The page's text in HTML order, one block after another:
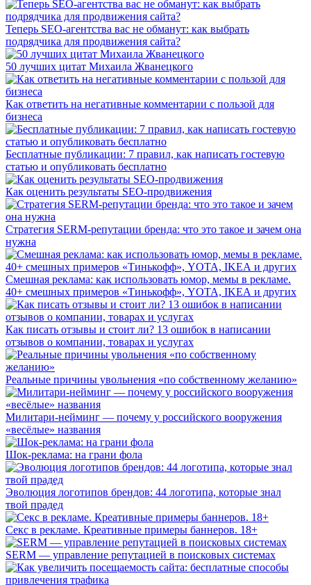
Теперь SEO-агентства вас не обманут: как выбрать
подрядчика для продвижения сайта?
50 лучших цитат Михаила Жванецкого
Как ответить на негативные комментарии с пользой для
бизнеса
Бесплатные публикации: 7 правил, как написать гостевую
статью и опубликовать бесплатно
Как оценить результаты SEO-продвижения
Стратегия SERM-репутации бренда: что это такое и зачем она
нужна
Смешная реклама: как использовать юмор, мемы в рекламе.
40+ смешных примеров «Тинькофф», YOTA, IKEA и других
Как писать отзывы и стоит ли? 13 ошибок в написании
отзывов о компании, товарах и услугах
Реальные причины увольнения «по собственному желанию»
Милитари-нейминг — почему у российского вооружения
«весёлые» названия
Шок-реклама: на грани фола
Эволюция логотипов брендов: 44 логотипа, которые знал
твой прадед
Секс в рекламе. Креативные примеры баннеров. 18+
SERM — управление репутацией в поисковых системах